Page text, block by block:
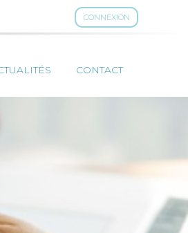
CONNEXION
CONTACT